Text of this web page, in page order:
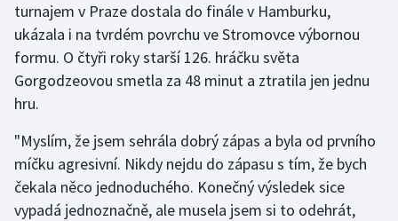
Motorsport
Olympijské hry
Parasport
Plavání
Plážový volejbal
turnajem v Praze dostala do finále v Hamburku,
ukázala i na tvrdém povrchu ve Stromovce výbornou
formu. O čtyři roky starší 126. hráčku světa
Gorgodzeovou smetla za 48 minut a ztratila jen jednu
hru.
"Myslím, že jsem sehrála dobrý zápas a byla od prvního
míčku agresivní. Nikdy nejdu do zápasu s tím, že bych
čekala něco jednoduchého. Konečný výsledek sice
vypadá jednoznačně, ale musela jsem si to odehrát,